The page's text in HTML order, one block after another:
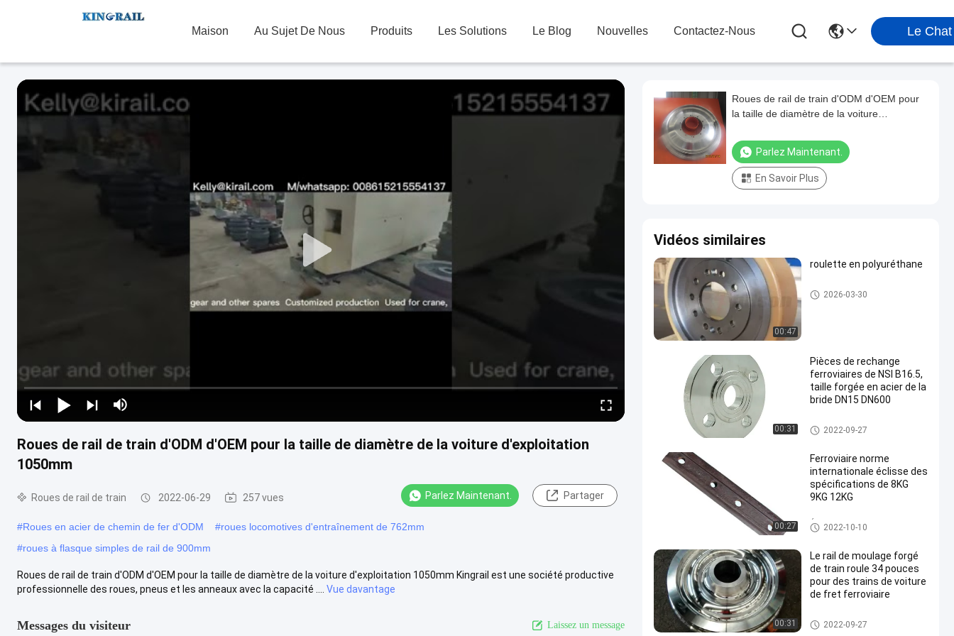
Maison Au Sujet De Nous Produits Les Solutions Le Blog Nouvelles Contactez-Nous Le Chat
Roues de rail de train d'ODM d'OEM pour la taille de diamètre de la voiture d'exploitation
1050mm
Roues de rail de train 2022-06-29 257 vues Parlez Maintenant. Partager
#Roues en acier de chemin de fer d'ODM #roues locomotives d'entraînement de 762mm
#roues à flasque simples de rail de 900mm
Roues de rail de train d'ODM d'OEM pour la taille de diamètre de la voiture d'exploitation 1050mm Kingrail est une société productive
professionnelle des roues, pneus et les anneaux avec la capacité ....
Vue davantage
Messages du visiteur Laissez un message
Roues de rail de train d'ODM d'OEM pour
la taille de diamètre de la voiture
Parlez Maintenant.
En Savoir Plus
Vidéos similaires
00:47
roulette en polyuréthane
Roues de rail de train
2026-03-30
00:31
Pièces de rechange
ferroviaires de NSI B16.5,
taille forgée en acier de la
bride DN15 DN600
Pièces de rechange ferroviaire
s
2022-09-27
00:27
Ferroviaire norme
internationale éclisse des
spécifications de 8KG
9KG 12KG
Éclisses ferroviaires
2022-10-10
00:31
Le rail de moulage forgé
de train roule 34 pouces
pour des trains de voiture
de fret ferroviaire
Roues de rail de train
2022-09-27